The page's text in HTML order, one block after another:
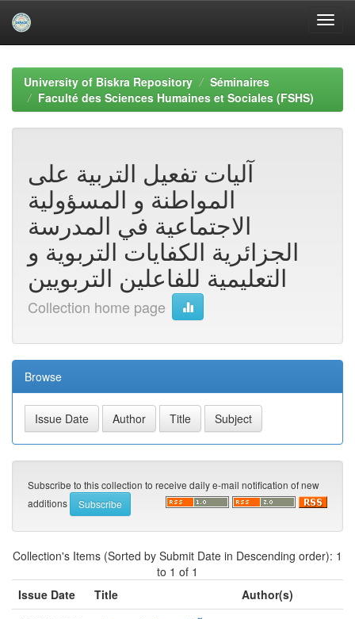
navigationUniversity of Biskra Repository
Séminaires
Faculté des Sciences Humaines et Sociales (FSHS)
آليات تفعيل التربية على
المواطنة و المسؤولية
الاجتماعية في المدرسة
الجزائرية الكفايات التربوية و
التعليمية للفاعلين التربويين
Collection home page
Browse
Subscribe to this collection to receive daily e-mail notification of new
additions
Collection's Items (Sorted by Submit Date in Descending order): 1
to 1 of 1
Issue Date
Title
Author(s)